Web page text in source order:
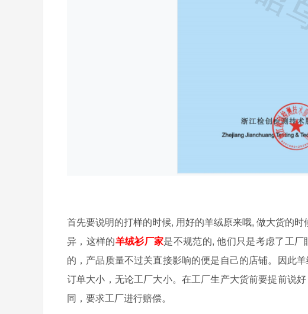
首先要说明的打样的时候, 用好的羊绒原来哦, 做大货的
异，这样的羊绒衫厂家是不规范的, 他们只是考虑了工
的，产品质量不过关直接影响的便是自己的店铺。因此
订单大小，无论工厂大小。在工厂生产大货前要提前说
同，要求工厂进行赔偿。